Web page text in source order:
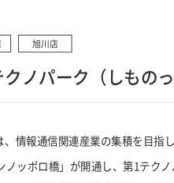
旭川店
ノパーク（しもの
情報通信関連産業の集積を目指
ノッポロ橋」が開通し、第1テク